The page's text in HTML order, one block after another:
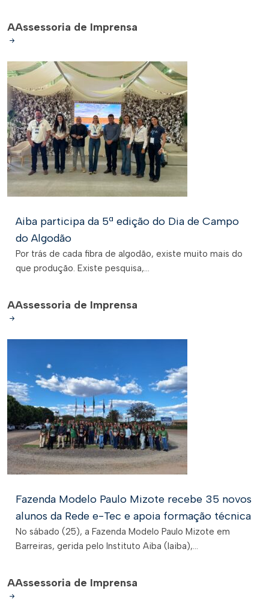
AAssessoria de Imprensa
Aiba participa da 5ª edição do Dia de Campo
do Algodão
Por trás de cada fibra de algodão, existe muito mais do
que produção. Existe pesquisa,...
AAssessoria de Imprensa
Fazenda Modelo Paulo Mizote recebe 35 novos
alunos da Rede e-Tec e apoia formação técnica
No sábado (25), a Fazenda Modelo Paulo Mizote em
Barreiras, gerida pelo Instituto Aiba (Iaiba),...
AAssessoria de Imprensa